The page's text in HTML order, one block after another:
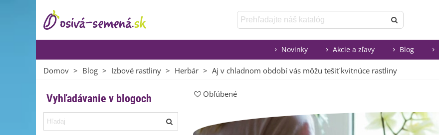
Novinky Akcie a zľavy Blog
Domov > Blog > Izbové rastliny > Herbár > Aj v chladnom období vás môžu tešiť kvitnúce rastliny
Vyhľadávanie v blogoch Obľúbené